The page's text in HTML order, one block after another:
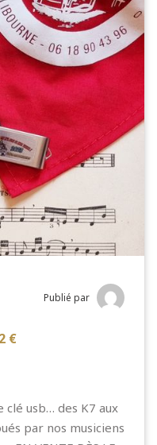
Publié par
€
clé usb… des K7 aux
par nos musiciens